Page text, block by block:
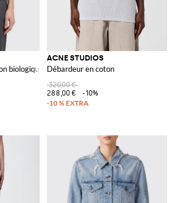
biologique avec logo ton sur ton
ACNE STUDIOS
Débardeur en coton
320,00 €
288,00 €
-10%